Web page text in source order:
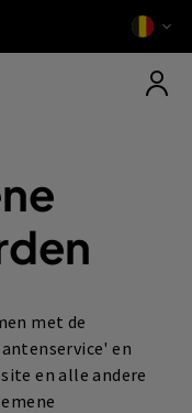
met de
en
en alle andere